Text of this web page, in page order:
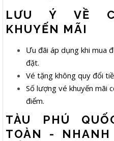
LƯU Ý VỀ
KHUYẾN MÃI
Ưu đãi áp dụng khi mua
đặt.
Vé tặng không quy đổi
Số lượng vé khuyến mãi
điểm.
TÀU PHÚ
TOÀN -